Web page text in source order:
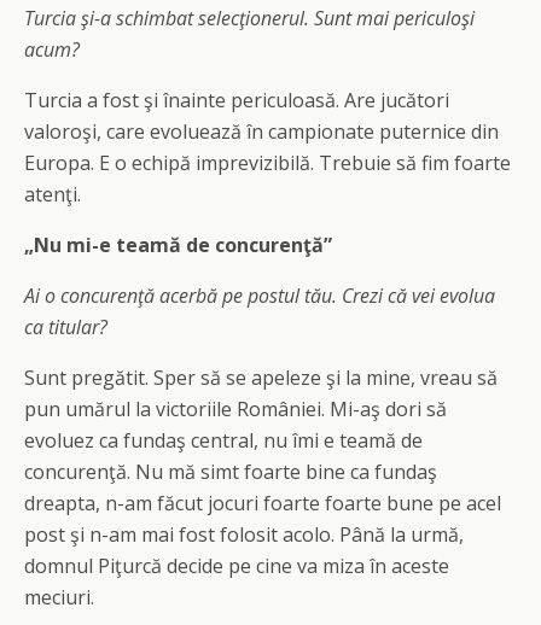
Turcia şi-a schimbat selecţionerul. Sunt mai periculoşi
acum?
Turcia a fost şi înainte periculoasă. Are jucători
valoroşi, care evoluează în campionate puternice din
Europa. E o echipă imprevizibilă. Trebuie să fim foarte
atenţi.
„Nu mi-e teamă de concurenţă”
Ai o concurenţă acerbă pe postul tău. Crezi că vei evolua
ca titular?
Sunt pregătit. Sper să se apeleze şi la mine, vreau să
pun umărul la victoriile României. Mi-aş dori să
evoluez ca fundaş central, nu îmi e teamă de
concurenţă. Nu mă simt foarte bine ca fundaş
dreapta, n-am făcut jocuri foarte foarte bune pe acel
post şi n-am mai fost folosit acolo. Până la urmă,
domnul Piţurcă decide pe cine va miza în aceste
meciuri.